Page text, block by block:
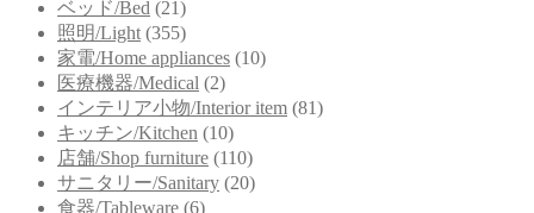
ベッド/Bed (21)
照明/Light (355)
家電/Home appliances (10)
医療機器/Medical (2)
インテリア小物/Interior item (81)
キッチン/Kitchen (10)
店舗/Shop furniture (110)
サニタリー/Sanitary (20)
食器/Tableware (6)